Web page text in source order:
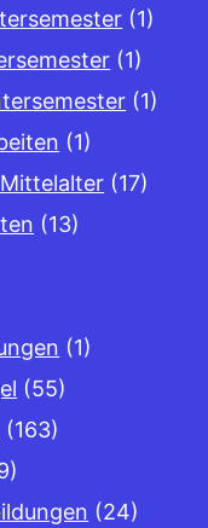
(1)
(1)
(1)
(1)
(17)
(13)
(1)
(55)
(163)
(24)